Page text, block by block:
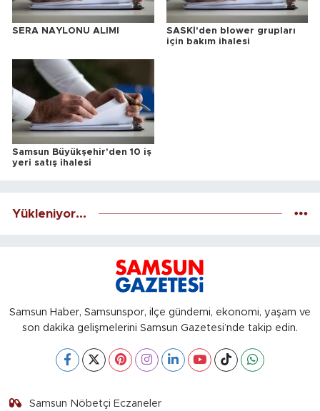
SERA NAYLONU ALIMI
SASKİ'den blower grupları
için bakım ihalesi
Samsun Büyükşehir'den 10 iş
yeri satış ihalesi
Yükleniyor...
Samsun Haber, Samsunspor, ilçe gündemi, ekonomi, yaşam ve
son dakika gelişmelerini Samsun Gazetesi’nde takip edin.
Samsun Nöbetçi Eczaneler